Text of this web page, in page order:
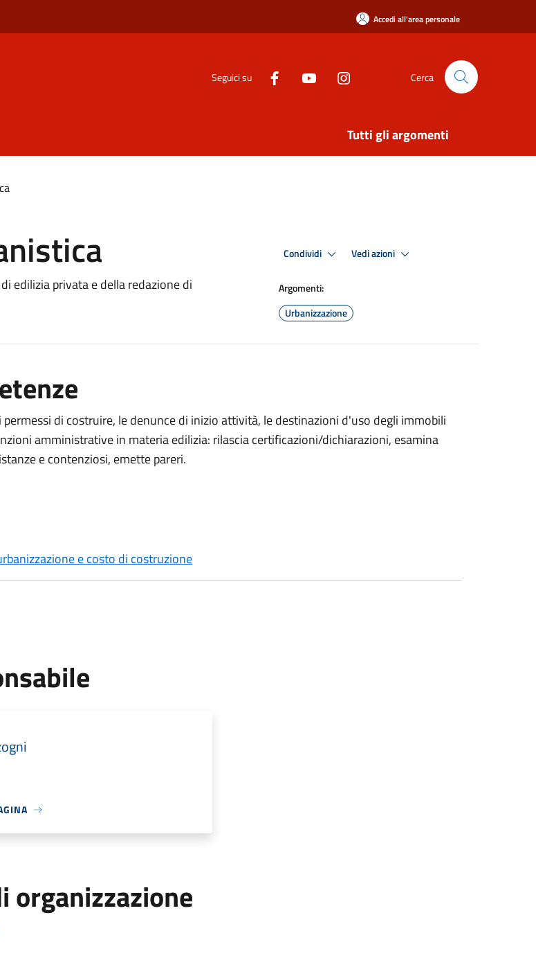
Accedi all'area personale
Seguici su Cerca
Tutti gli argomenti
edilizia privata e della redazione di
Condividi Vedi azioni
Argomenti:
Urbanizzazione
permessi di costruire, le denunce di inizio attività, le destinazioni d'uso degli immobili
amministrative in materia edilizia: rilascia certificazioni/dichiarazioni, esamina
e contenziosi, emette pareri.
e costo di costruzione
organizzazione